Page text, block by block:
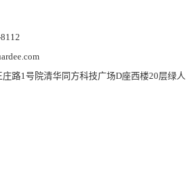
路1号院清华同方科技广场D座西楼20层绿人